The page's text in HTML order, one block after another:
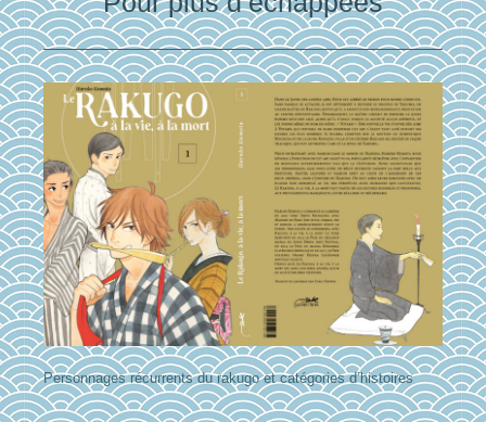
Personnages récurrents du rakugo et catégories d’histoires